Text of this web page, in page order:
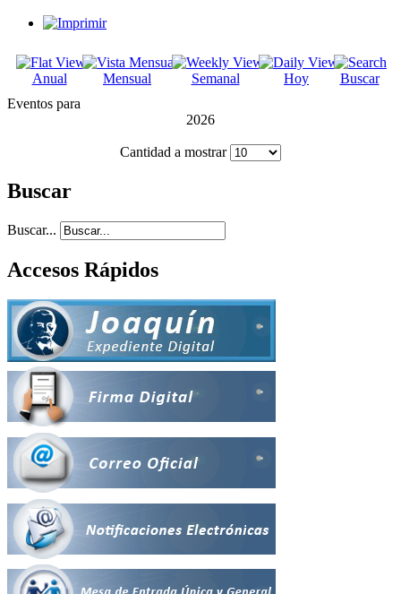
Anual Mensual Semanal Hoy
Buscar
Eventos para
2026
Cantidad a mostrar
Buscar
Buscar...
Accesos Rápidos